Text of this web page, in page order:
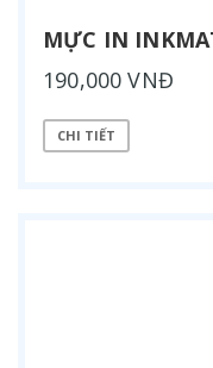
MỰC IN
190,000 VNĐ
CHI TIẾT